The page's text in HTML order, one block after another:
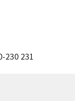
230 231